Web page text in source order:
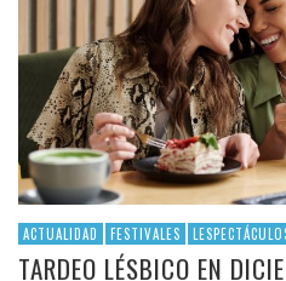
ACTUALIDAD FESTIVALES
TARDEO LÉSBICO EN